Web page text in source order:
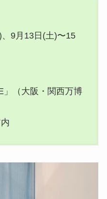
9月13日(土)〜15
」（大阪・関西万博